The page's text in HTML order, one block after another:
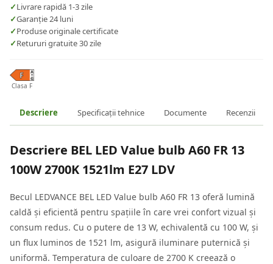
✓Livrare rapidă 1-3 zile
✓Garanție 24 luni
✓Produse originale certificate
✓Retururi gratuite 30 zile
Clasa F
Descriere Specificații tehnice Documente Recenzii
Descriere BEL LED Value bulb A60 FR 13
100W 2700K 1521lm E27 LDV
Becul LEDVANCE BEL LED Value bulb A60 FR 13 oferă lumină
caldă și eficientă pentru spațiile în care vrei confort vizual și
consum redus. Cu o putere de 13 W, echivalentă cu 100 W, și
un flux luminos de 1521 lm, asigură iluminare puternică și
uniformă. Temperatura de culoare de 2700 K creează o